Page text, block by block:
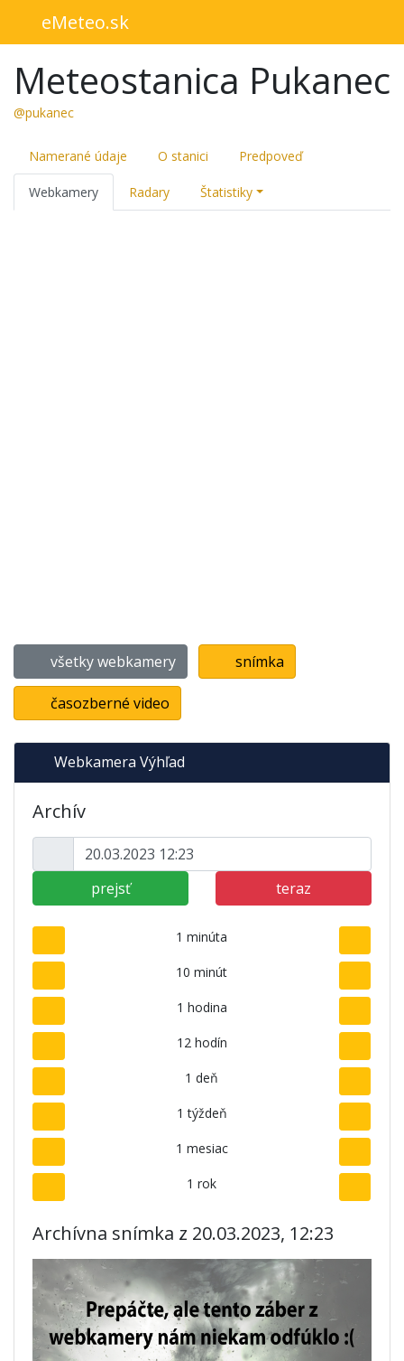
eMeteo.sk
Meteostanica Pukanec
@pukanec
Namerané údaje O stanici Predpoveď
Webkamery Radary Štatistiky
všetky webkamery snímka
časozberné video
Webkamera Výhľad
Archív
prejsť teraz
1 minúta
10 minút
1 hodina
12 hodín
1 deň
1 týždeň
1 mesiac
1 rok
Archívna snímka z 20.03.2023, 12:23